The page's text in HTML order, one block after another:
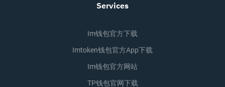
Services
Im钱包官方下载
Imtoken钱包官方app下载
Im钱包官方网站
TP钱包官网下载